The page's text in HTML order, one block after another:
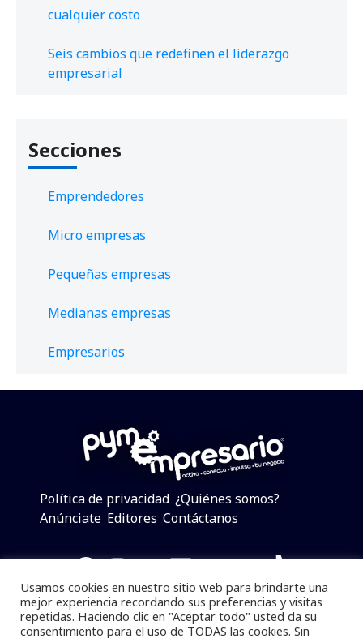
cualquier costo
Seis cambios que redefinen el liderazgo
empresarial
Secciones
Emprendedores
Micro empresas
Pequeñas empresas
Medianas empresas
Empresarios
Política de privacidad ¿Quiénes somos?
Anúnciate Editores Contáctanos
Facebook
Instagram
Twitter
LinkedIn
Telegram
YouTube
TikTok
Usamos cookies en nuestro sitio web para brindarte una
mejor experiencia recordando sus preferencias y visitas
repetidas. Haciendo clic en "Aceptar todo" usted da su
consentimiento para el uso de TODAS las cookies. Sin